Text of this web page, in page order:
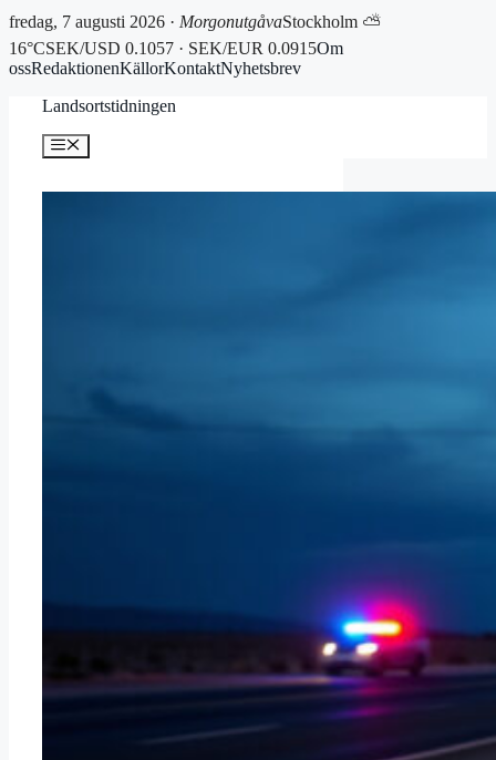
fredag, 7 augusti 2026 · MorgonutgåvaStockholm ⛅
16°CSEK/USD 0.1057 · SEK/EUR 0.0915Om
ossRedaktionenKällorKontaktNyhetsbrev
Landsortstidningen
Meny